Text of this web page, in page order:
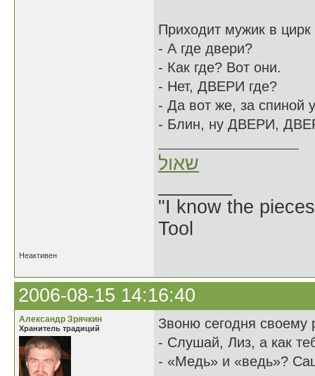
Приходит мужик в цирк
- А где двери?
- Как где? Вот они.
- Нет, ДВЕРИ где?
- Да вот же, за спиной
- Блин, ну ДВЕРИ,
שאול
"I know the
Tool
Неактивен
2006-08-15 14:16:40
Александр Зрячкин
Хранитель традиций
Звоню сегодня своему
- Слушай, Лиз, а как
- «Медь» и «ведь»?